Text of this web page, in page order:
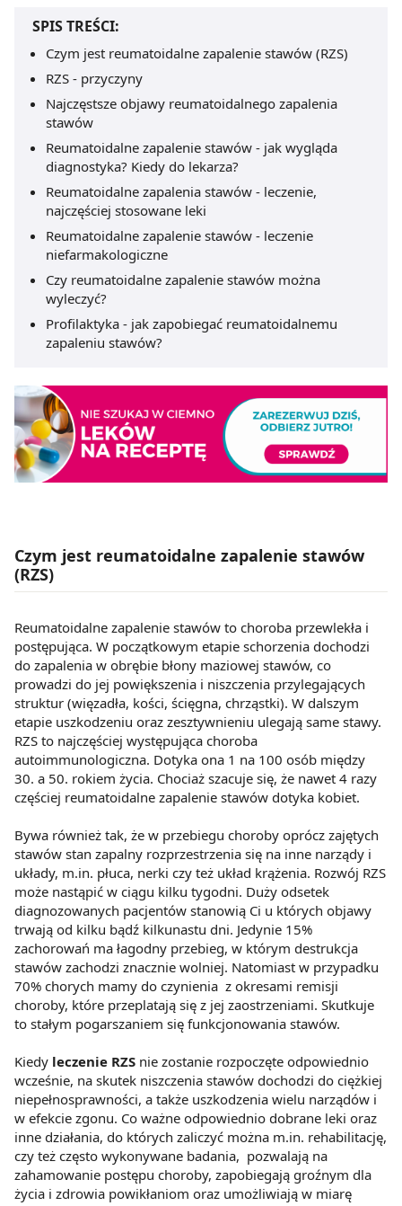
SPIS TREŚCI:
Czym jest reumatoidalne zapalenie stawów (RZS)
RZS - przyczyny
Najczęstsze objawy reumatoidalnego zapalenia
stawów
Reumatoidalne zapalenie stawów - jak wygląda
diagnostyka? Kiedy do lekarza?
Reumatoidalne zapalenia stawów - leczenie,
najczęściej stosowane leki
Reumatoidalne zapalenie stawów - leczenie
niefarmakologiczne
Czy reumatoidalne zapalenie stawów można
wyleczyć?
Profilaktyka - jak zapobiegać reumatoidalnemu
zapaleniu stawów?
Czym jest reumatoidalne zapalenie stawów
(RZS)
Reumatoidalne zapalenie stawów to choroba przewlekła i
postępująca. W początkowym etapie schorzenia dochodzi
do zapalenia w obrębie błony maziowej stawów, co
prowadzi do jej powiększenia i niszczenia przylegających
struktur (więzadła, kości, ścięgna, chrząstki). W dalszym
etapie uszkodzeniu oraz zesztywnieniu ulegają same stawy.
RZS to najczęściej występująca choroba
autoimmunologiczna. Dotyka ona 1 na 100 osób między
30. a 50. rokiem życia. Chociaż szacuje się, że nawet 4 razy
częściej reumatoidalne zapalenie stawów dotyka kobiet.
Bywa również tak, że w przebiegu choroby oprócz zajętych
stawów stan zapalny rozprzestrzenia się na inne narządy i
układy, m.in. płuca, nerki czy też układ krążenia. Rozwój RZS
może nastąpić w ciągu kilku tygodni. Duży odsetek
diagnozowanych pacjentów stanowią Ci u których objawy
trwają od kilku bądź kilkunastu dni. Jedynie 15%
zachorowań ma łagodny przebieg, w którym destrukcja
stawów zachodzi znacznie wolniej. Natomiast w przypadku
70% chorych mamy do czynienia z okresami remisji
choroby, które przeplatają się z jej zaostrzeniami. Skutkuje
to stałym pogarszaniem się funkcjonowania stawów.
Kiedy leczenie RZS nie zostanie rozpoczęte odpowiednio
wcześnie, na skutek niszczenia stawów dochodzi do ciężkiej
niepełnosprawności, a także uszkodzenia wielu narządów i
w efekcie zgonu. Co ważne odpowiednio dobrane leki oraz
inne działania, do których zaliczyć można m.in. rehabilitację,
czy też często wykonywane badania, pozwalają na
zahamowanie postępu choroby, zapobiegają groźnym dla
życia i zdrowia powikłaniom oraz umożliwiają w miarę